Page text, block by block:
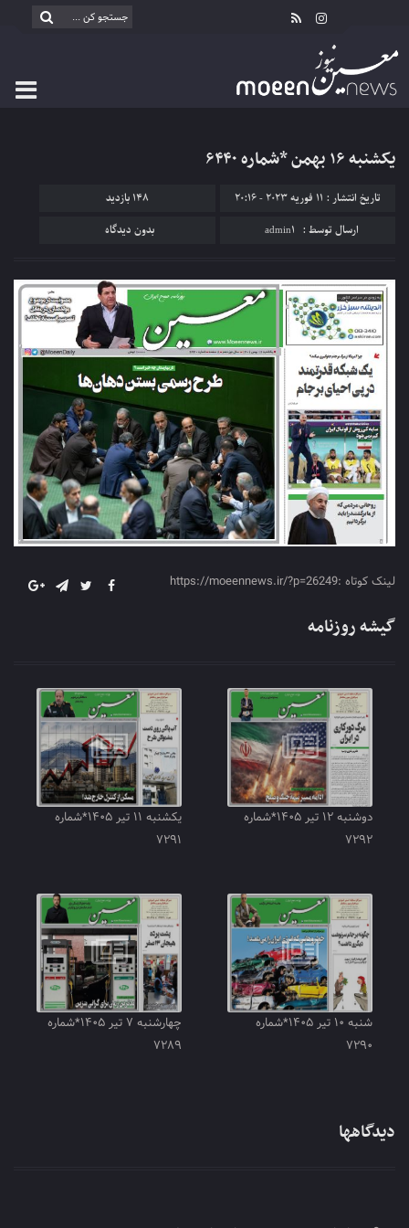
یکشنبه ۱۶ بهمن *شماره ۶۴۴۰
تاریخ انتشار : 11 فوریه 2023 - 20:16 148 بازدید
ارسال توسط : admin1 بدون دیدگاه
لینک کوتاه :https://moeennews.ir/?p=26249
گیشه روزنامه
دوشنبه ۱۲ تیر ۱۴۰۵*شماره
۷۲۹۲
یکشنبه ۱۱ تیر ۱۴۰۵*شماره
۷۲۹۱
شنبه ۱۰ تیر ۱۴۰۵*شماره
۷۲۹۰
چهارشنبه ۷ تیر ۱۴۰۵*شماره
۷۲۸۹
دیدگاهها